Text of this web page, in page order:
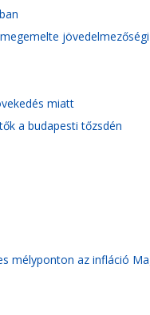
miatt
a budapesti tőzsdén
mélyponton az infláció